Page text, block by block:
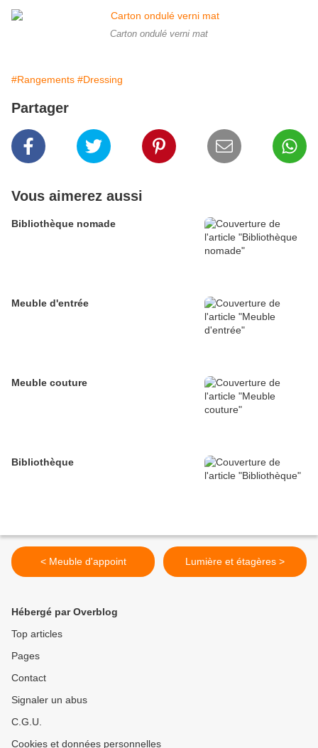
Carton ondulé verni mat
#Rangements #Dressing
Partager
Vous aimerez aussi
Bibliothèque nomade
Meuble d'entrée
Meuble couture
Bibliothèque
< Meuble d'appoint Lumière et étagères >
Hébergé par Overblog
Top articles
Pages
Contact
Signaler un abus
C.G.U.
Cookies et données personnelles